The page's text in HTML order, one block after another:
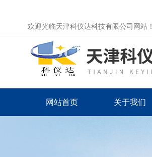
欢迎光临天津科仪达科技有限公司网站！
网站首页 关于我们